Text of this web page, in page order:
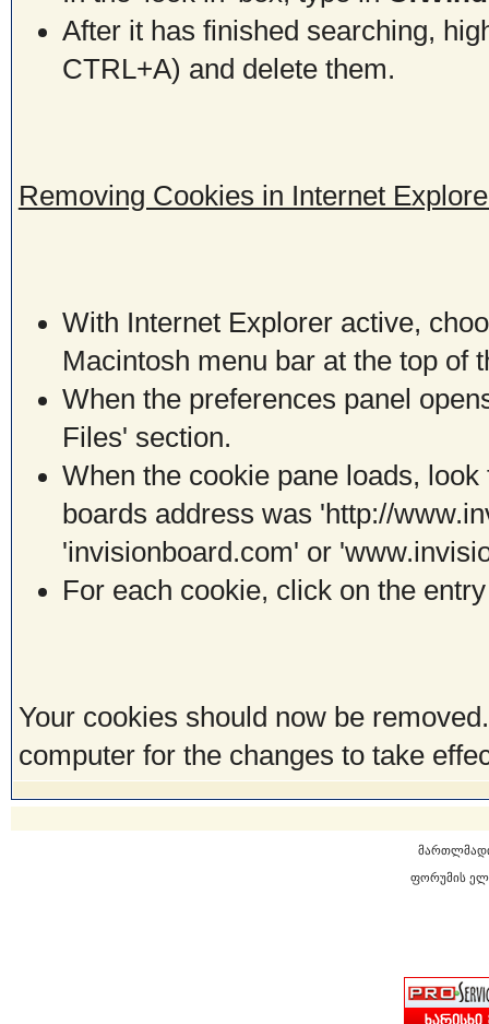
After it has finished searching,
CTRL+A) and delete them.
Removing Cookies in Internet
With Internet Explorer active,
Macintosh menu bar at the top of
When the preferences panel
Files' section.
When the cookie pane loads,
boards address was 'http://
'invisionboard.com' or
For each cookie, click on the
Your cookies should now be
computer for the changes to take
ფორუმის